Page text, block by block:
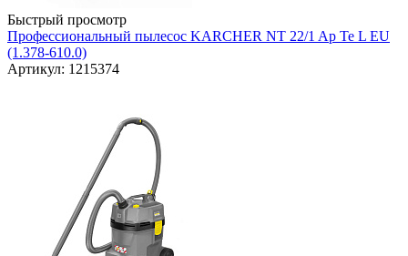
Быстрый просмотр
Профессиональный пылесос KARCHER NT 22/1 Ap Te L EU
(1.378-610.0)
Артикул: 1215374